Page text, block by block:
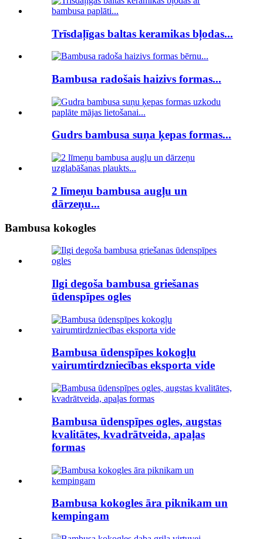
Trīsdaļīgas baltas keramikas bļodas...
Bambusa radošais haizivs formas...
Gudrs bambusa suņa ķepas formas...
2 līmeņu bambusa augļu un
dārzeņu...
Bambusa kokogles
Ilgi degoša bambusa griešanas
ūdenspīpes ogles
Bambusa ūdenspīpes kokogļu
vairumtirdzniecības eksporta vide
Bambusa ūdenspīpes ogles, augstas
kvalitātes, kvadrātveida, apaļas
formas
Bambusa kokogles āra piknikam un
kempingam